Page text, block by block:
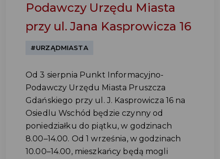
Podawczy Urzędu Miasta
przy ul. Jana Kasprowicza 16
#URZĄDMIASTA
Od 3 sierpnia Punkt Informacyjno-
Podawczy Urzędu Miasta Pruszcza
Gdańskiego przy ul. J. Kasprowicza 16 na
Osiedlu Wschód będzie czynny od
poniedziałku do piątku, w godzinach
8.00–14.00. Od 1 września, w godzinach
10.00–14.00, mieszkańcy będą mogli